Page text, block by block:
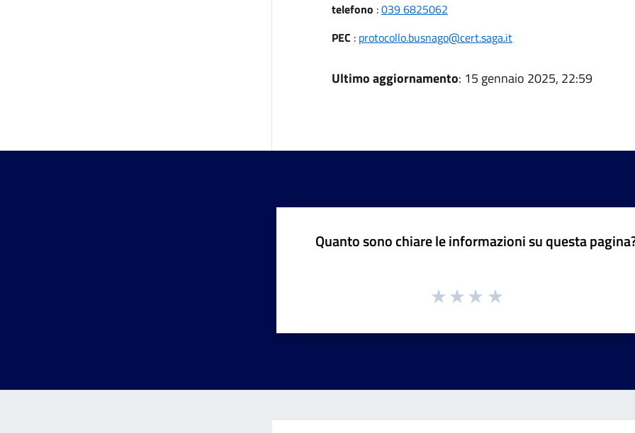
telefono :039 6825062
PEC : protocollo.busnago@cert.saga.it
Ultimo aggiornamento: 15 gennaio 2025, 22:59
Quanto sono chiare le informazioni su questa